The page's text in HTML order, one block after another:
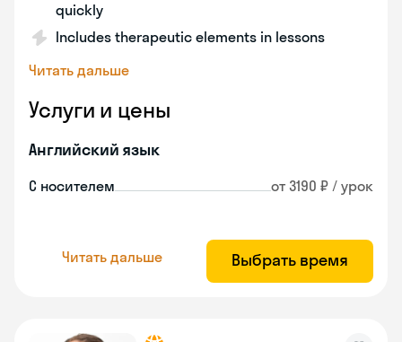
quickly
Includes therapeutic elements in lessons
Читать дальше
Услуги и цены
Английский язык
С носителем от 3190 ₽ / урок
Читать дальше Выбрать время